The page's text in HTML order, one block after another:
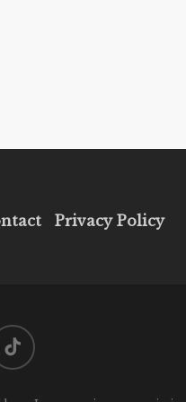
Privacy Policy